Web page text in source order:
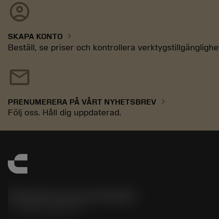
account_circle
SKAPA KONTO chevron_right
Beställ, se priser och kontrollera
mail
PRENUMERERA PÅ VÅRT NYHETSBREV chevron_right
Följ oss. Håll dig uppdaterad.